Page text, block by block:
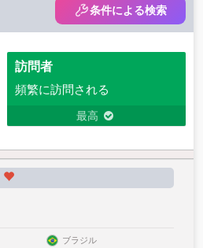
条件による検索
訪問者
頻繁に訪問される
最高
ブラジル